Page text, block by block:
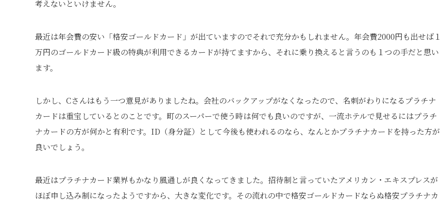
考えないといけません。
最近は年会費の安い「格安ゴールドカード」が出ていますのでそれで充分かもしれません。年会費2000円も出せば１
万円のゴールドカード級の特典が利用できるカードが持てますから、それに乗り換えると言うのも１つの手だと思い
ます。
しかし、Cさんはもう一つ意見がありましたね。会社のバックアップがなくなったので、名刺がわりになるプラチナ
カードは重宝しているとのことです。町のスーパーで使う時は何でも良いのですが、一流ホテルで見せるにはプラチ
ナカードの方が何かと有利です。ID（身分証）として今後も使われるのなら、なんとかプラチナカードを持った方が
良いでしょう。
最近はプラチナカード業界もかなり風通しが良くなってきました。招待制と言っていたアメリカン・エキスプレスが
ほぼ申し込み制になったようですから、大きな変化です。その流れの中で格安ゴールドカードならぬ格安プラチナカ